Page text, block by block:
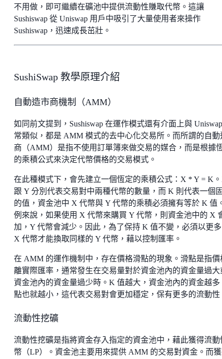
不用做，即可繼續在礦池中提供流動性賺取代幣。這讓
Sushiswap 從 Uniswap 用戶中吸引了大量使用者來操作
Sushiswap，迅速成長茁壯。
SushiSwap 教學原理介紹
自動造市商機制（AMM）
如同前文提到，Sushiswap 在運作模式還有介面上與
常類似，都是 AMM 模式的去中心化交易所。而所謂的自動
商（AMM）是指不使用訂單簿來做交易的媒合，而是根據
的乘積公式來決定代幣價格的交易模式。
在此種模式下，會先建立一個恆定的乘積公式：X * Y = K
跟 Y 分別代表交易對中兩種代幣的數量，而 K 則代表一個
的值，資金池中 X 代幣與 Y 代幣的乘積必須擁有等於 K 值
例來說，如果使用 X 代幣來購買 Y 代幣，則資金池中的 X
加，Y 代幣會減少。因此，為了保持 K 值不變，必須以更
X 代幣才能換取同樣的 Y 代幣，藉以控制匯率。
在 AMM 的運作機制中，存在價格滑點的現象。滑點是指價
離實際匯率，通常發生在交易量對於資金池內的資金量過大
資金池內的資金量過少時。K 值越大，資金池內的資金越多
點也就越小，這代表交易對會更加穩定，保有更多的流動性
流動性挖礦
流動性挖礦是指將資金存入指定的資金池中，藉此獲得流動
幣（LP）。資金池主要用來提供 AMM 的交易對資金。而